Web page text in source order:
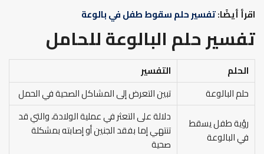
اقرأ أيضًا:تفسير حلم سقوط طفل في بالوعة
تفسير حلم البالوعة للحامل
الحلم
التفسير
حلم البالوعة
تبين التعرض إلى المشاكل الصحية في الحمل
رؤية طفل يسقط
في البالوعة
دلالة على التعثر في عملية الولادة، والتي قد
تنتهي إما بفقد الجنين أو إصابته بمشكلة
صحية